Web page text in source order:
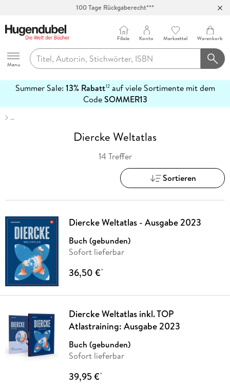
100 Tage Rückgaberecht***
Hugendubel
Menu
Filiale Konto Merkzettel Warenkorb
Summer Sale: 13% Rabatt12auf viele Sortimente mit dem
CodeSOMMER13
erfahren
…
Diercke Weltatlas
14 Treffer
Sortieren
Diercke Weltatlas - Ausgabe 2023
Buch (gebunden)
Sofort lieferbar
36,50 €*
Diercke Weltatlas inkl. TOP
Atlastraining: Ausgabe 2023
Buch (gebunden)
Sofort lieferbar
39,95 €*